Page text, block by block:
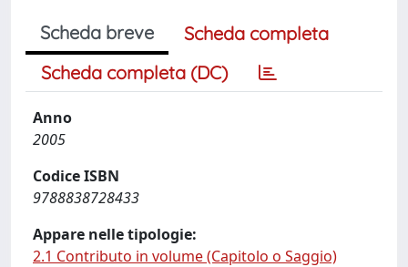
Scheda breve
Scheda completa
Scheda completa (DC)
Anno
2005
Codice ISBN
9788838728433
Appare nelle tipologie:
2.1 Contributo in volume (Capitolo o Saggio)